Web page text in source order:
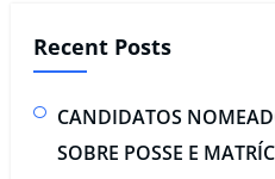
Recent Posts
CANDIDATOS
SOBRE POSSE E